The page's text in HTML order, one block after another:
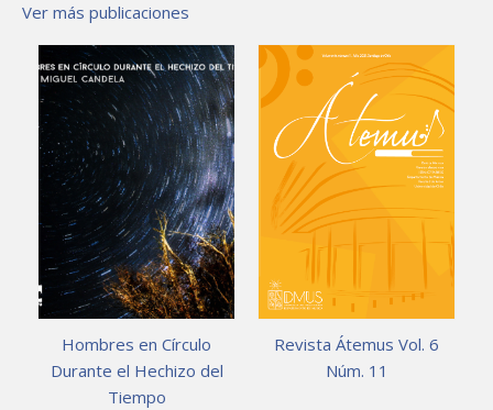
Ver más publicaciones
Hombres en Círculo
Durante el Hechizo del
Tiempo
Revista Átemus Vol. 6
Núm. 11